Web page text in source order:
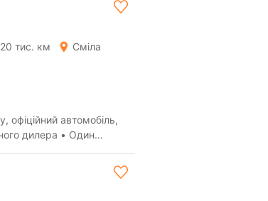
тис. км Сміла
автомобіль,
дилера • Один